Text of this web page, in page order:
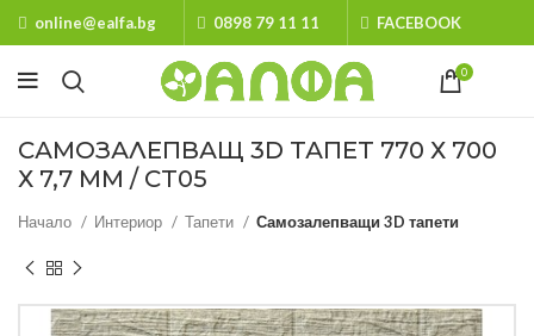
online@ealfa.bg 0898 79 11 11 FACEBOOK
0
САМОЗАЛЕПВАЩ 3D ТАПЕТ 770 Х 700
Х 7,7 ММ / СТ05
Начало Интериор Тапети Самозалепващи 3D тапети